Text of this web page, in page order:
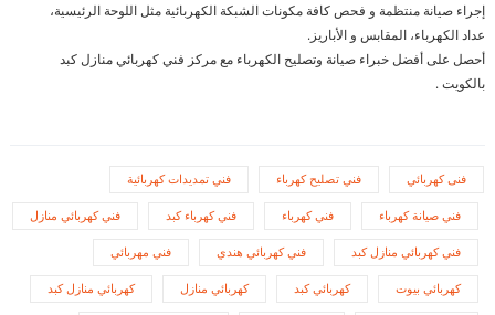
إجراء صيانة منتظمة و فحص كافة مكونات الشبكة الكهربائية مثل اللوحة الرئيسية،
عداد الكهرباء، المقابس و الأباريز.
أحصل على أفضل خبراء صيانة وتصليح الكهرباء مع مركز فني كهربائي منازل كبد
بالكويت .
فنى كهربائي فني تصليح كهرباء فني تمديدات كهربائية
فني صيانة كهرباء فني كهرباء فني كهرباء كبد فني كهربائي منازل
فني كهربائي منازل كبد فني كهربائي هندي فني مهربائي
كهربائي بيوت كهربائي كبد كهربائي منازل كهربائي منازل كبد